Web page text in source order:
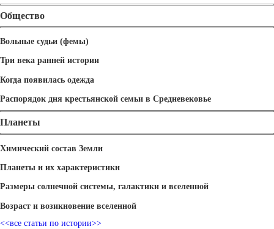
Общество
Вольные судьи (фемы)
Три века ранней истории
Когда появилась одежда
Распорядок дня крестьянской семьи в Средневековье
Планеты
Химический состав Земли
Планеты и их характеристики
Размеры солнечной системы, галактики и вселенной
Возраст и возикновение вселенной
<<все статьи по истории>>